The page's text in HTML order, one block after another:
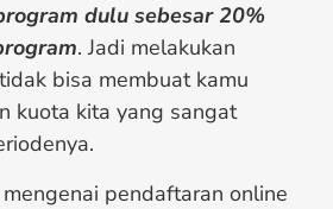
dulu sebesar 20%
. Jadi melakukan
bisa membuat kamu
kuota kita yang sangat
pendaftaran online